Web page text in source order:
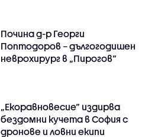
Почина д-р Георги
Поптодоров – дългогодишен
неврохирург в „Пирогов“
„Екоравновесие“ издирва
бездомни кучета в София с
дронове и ловни екипи